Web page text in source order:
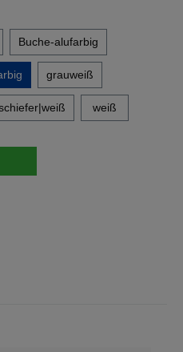
Buche-alufarbig
grauweiß
weiß
Wert ein